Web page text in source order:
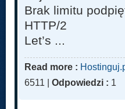
Brak limitu
HTTP/2
Let’s ...
Read more :
6511 | Odpowiedzi : 1